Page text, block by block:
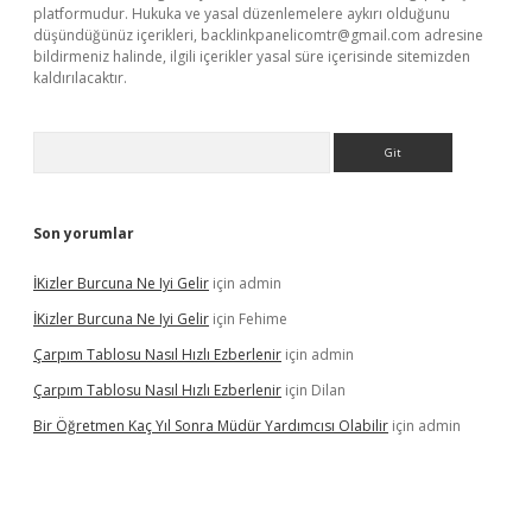
platformudur. Hukuka ve yasal düzenlemelere aykırı olduğunu
düşündüğünüz içerikleri, backlinkpanelicomtr@gmail.com adresine
bildirmeniz halinde, ilgili içerikler yasal süre içerisinde sitemizden
kaldırılacaktır.
Son yorumlar
İKizler Burcuna Ne Iyi Gelir için admin
İKizler Burcuna Ne Iyi Gelir için Fehime
Çarpım Tablosu Nasıl Hızlı Ezberlenir için admin
Çarpım Tablosu Nasıl Hızlı Ezberlenir için Dilan
Bir Öğretmen Kaç Yıl Sonra Müdür Yardımcısı Olabilir için admin